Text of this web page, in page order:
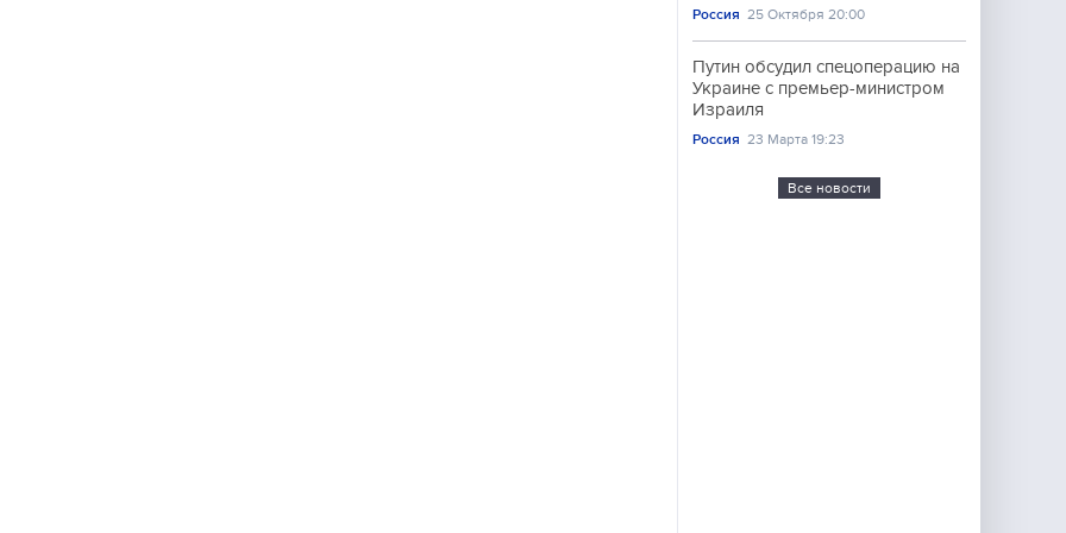
Россия 25 Октября 20:00
Путин обсудил спецоперацию на
Украине с премьер-министром
Израиля
Россия 23 Марта 19:23
Все новости